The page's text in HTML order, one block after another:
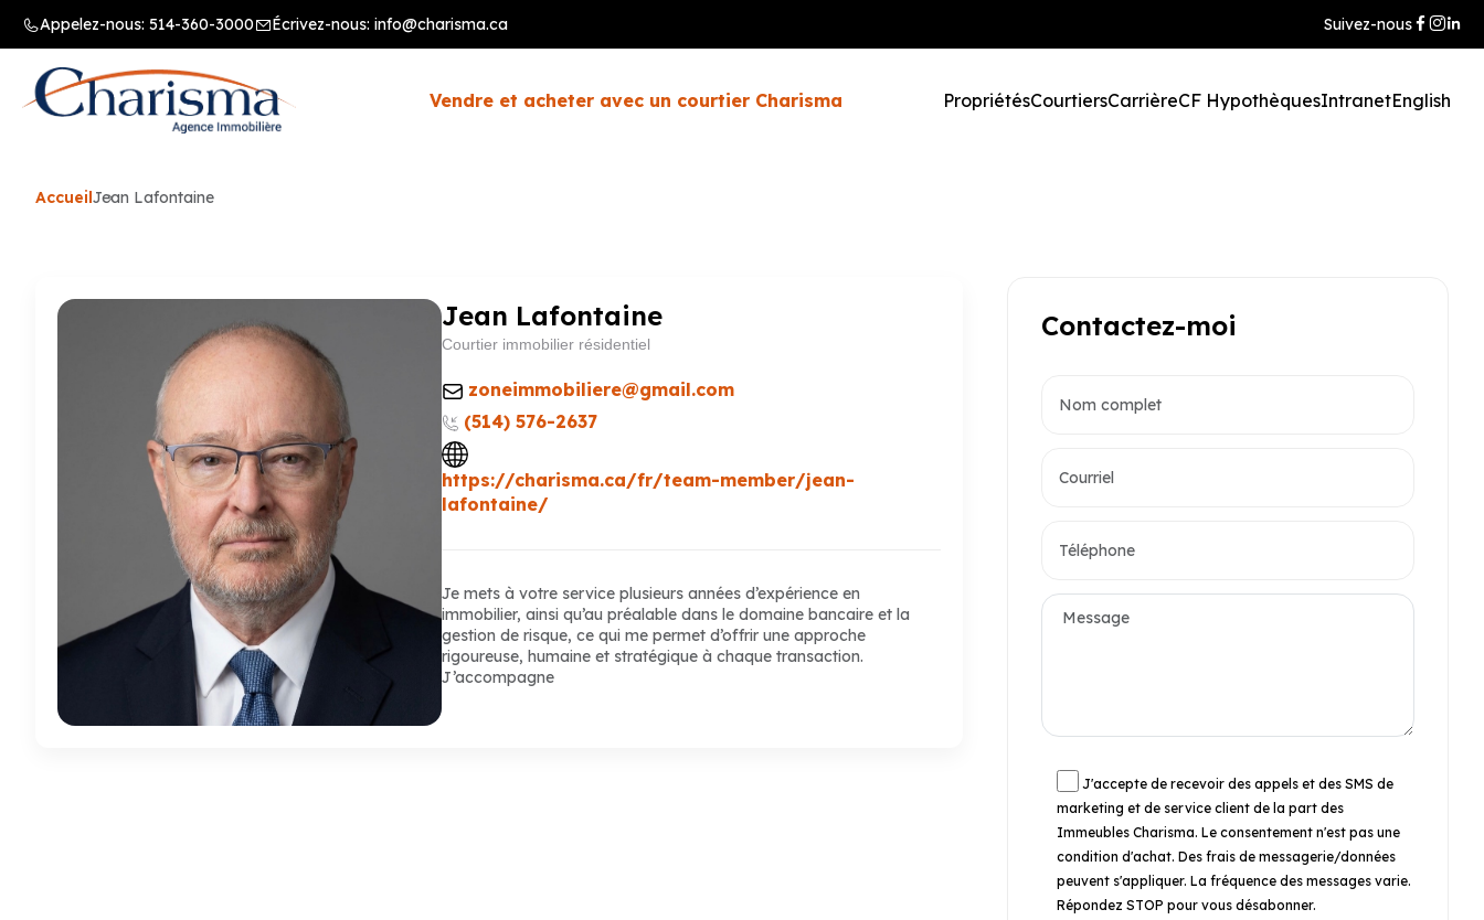
Appelez-nous: 514-360-3000 Écrivez-nous: info@charisma.ca Suivez-nous
Vendre et acheter avec un courtier Charisma PropriétésCourtiersCarrièreCF HypothèquesIntranetEnglish
AccueilJean Lafontaine
Jean Lafontaine
Courtier immobilier résidentiel
zoneimmobiliere@gmail.com
(514) 576-2637
https://charisma.ca/fr/team-member/jean-
lafontaine/
Je mets à votre service plusieurs années d’expérience en
immobilier, ainsi qu’au préalable dans le domaine bancaire et la
gestion de risque, ce qui me permet d’offrir une approche
rigoureuse, humaine et stratégique à chaque transaction.
J’accompagne
Contactez-moi
J'accepte de recevoir des appels et des SMS de
marketing et de service client de la part des
Immeubles Charisma. Le consentement n'est pas une
condition d'achat. Des frais de messagerie/données
peuvent s'appliquer. La fréquence des messages varie.
Répondez STOP pour vous désabonner.